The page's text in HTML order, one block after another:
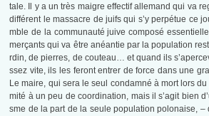
tale. Il y a un très maigre effectif allemand qui va
différent le massacre de juifs qui s’y perpétue ce
mble de la communauté juive composé
merçants qui va être anéantie par la population
rdin, de pierres, de couteau… et quand ils
ssez vite, ils les feront entrer de force dans une
Le maire, qui sera le seul condamné à mort lors
mité à un peu de coordination, mais il s’agit bien
sme de la part de la seule population polonaise, –